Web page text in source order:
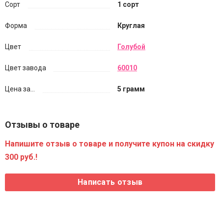
Сорт 1 сорт
Форма Круглая
Цвет Голубой
Цвет завода 60010
Цена за... 5 грамм
Отзывы о товаре
Напишите отзыв о товаре и получите купон на скидку
300 руб.!